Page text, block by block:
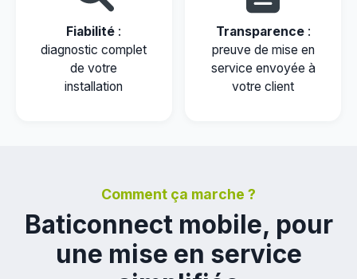
Fiabilité :
diagnostic complet
de votre
installation
Transparence :
preuve de mise en
service envoyée à
votre client
Comment ça marche ?
Baticonnect mobile, pour
une mise en service